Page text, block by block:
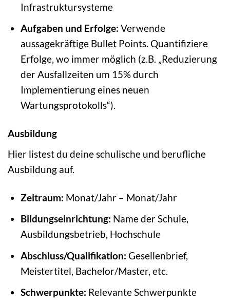
Infrastruktursysteme
Aufgaben und Erfolge: Verwende
aussagekräftige Bullet Points. Quantifiziere
Erfolge, wo immer möglich (z.B. „Reduzierung
der Ausfallzeiten um 15% durch
Implementierung eines neuen
Wartungsprotokolls“).
Ausbildung
Hier listest du deine schulische und berufliche
Ausbildung auf.
Zeitraum: Monat/Jahr – Monat/Jahr
Bildungseinrichtung: Name der Schule,
Ausbildungsbetrieb, Hochschule
Abschluss/Qualifikation: Gesellenbrief,
Meistertitel, Bachelor/Master, etc.
Schwerpunkte: Relevante Schwerpunkte